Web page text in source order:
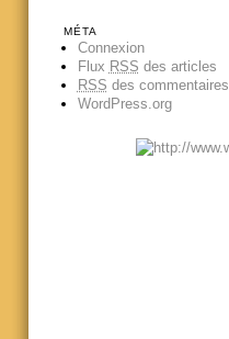
MÉTA
Connexion
Flux RSS des articles
RSS des commentaires
WordPress.org